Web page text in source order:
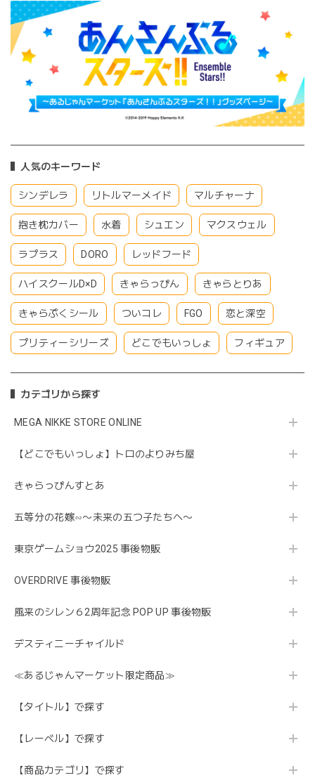
人気のキーワード
シンデレラ リトルマーメイド マルチャーナ
抱き枕カバー 水着 シュエン マクスウェル
ラプラス DORO レッドフード
ハイスクールD×D きゃらっぴん きゃらとりあ
きゃらぷくシール ついコレ FGO 恋と深空
プリティーシリーズ どこでもいっしょ フィギュア
カテゴリから探す
MEGA NIKKE STORE ONLINE
【どこでもいっしょ】トロのよりみち屋
きゃらっぴんすとあ
五等分の花嫁∽〜未来の五つ子たちへ〜
東京ゲームショウ2025 事後物販
OVERDRIVE 事後物販
風来のシレン６2周年記念 POP UP 事後物販
デスティニーチャイルド
≪あるじゃんマーケット限定商品≫
【タイトル】で探す
【レーベル】で探す
【商品カテゴリ】で探す